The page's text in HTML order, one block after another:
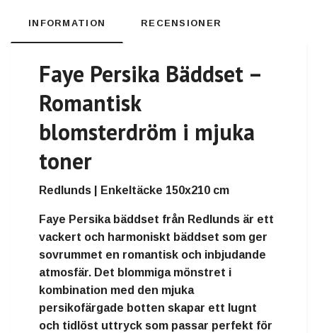
INFORMATION RECENSIONER
Faye Persika Bäddset –
Romantisk
blomsterdröm i mjuka
toner
Redlunds | Enkeltäcke 150x210 cm
Faye Persika bäddset från Redlunds är ett
vackert och harmoniskt bäddset som ger
sovrummet en romantisk och inbjudande
atmosfär. Det blommiga mönstret i
kombination med den mjuka
persikofärgade botten skapar ett lugnt
och tidlöst uttryck som passar perfekt för